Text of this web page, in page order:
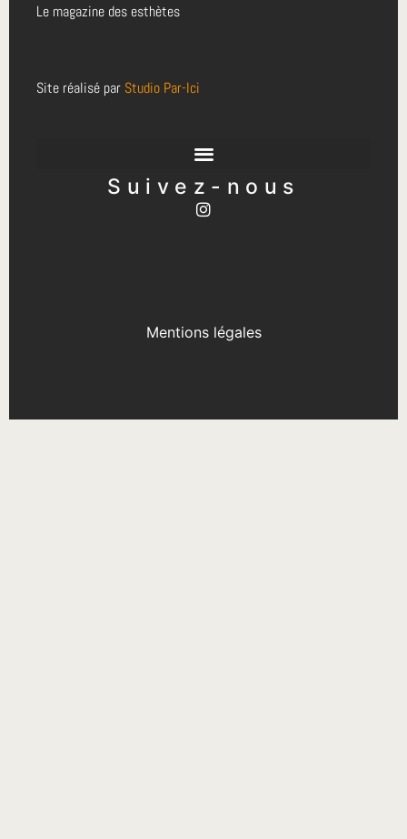
Le magazine des esthètes
Site réalisé par Studio Par-Ici
Suivez-nous
Mentions légales